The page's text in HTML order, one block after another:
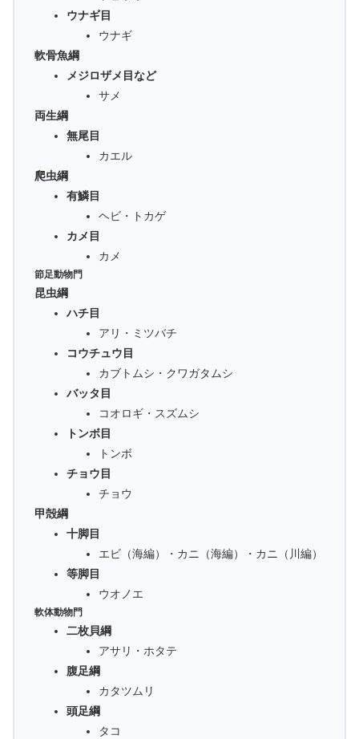
ウナギ目
ウナギ
軟骨魚綱
メジロザメ目など
サメ
両生綱
無尾目
カエル
爬虫綱
有鱗目
ヘビ・トカゲ
カメ目
カメ
節足動物門
昆虫綱
ハチ目
アリ・ミツバチ
コウチュウ目
カブトムシ・クワガタムシ
バッタ目
コオロギ・スズムシ
トンボ目
トンボ
チョウ目
チョウ
甲殻綱
十脚目
エビ（海編）・カニ（海編）・カニ（川編）
等脚目
ウオノエ
軟体動物門
二枚貝綱
アサリ・ホタテ
腹足綱
カタツムリ
頭足綱
タコ